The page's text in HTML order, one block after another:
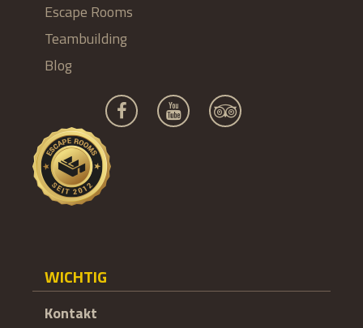
Escape Rooms
Teambuilding
Blog
WICHTIG
Kontakt